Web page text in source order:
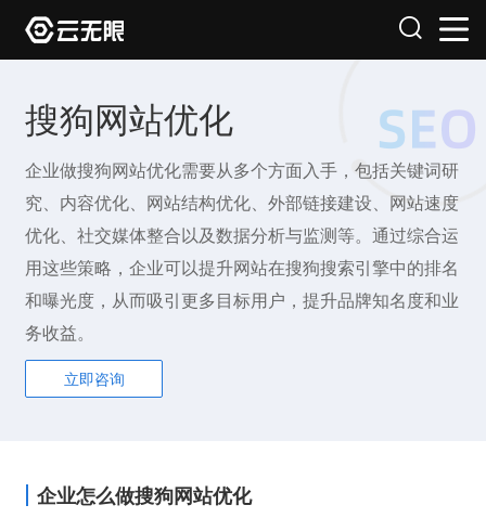
搜狗网站优化
企业做搜狗网站优化需要从多个方面入手，包括关键词研
究、内容优化、网站结构优化、外部链接建设、网站速度
优化、社交媒体整合以及数据分析与监测等。通过综合运
用这些策略，企业可以提升网站在搜狗搜索引擎中的排名
和曝光度，从而吸引更多目标用户，提升品牌知名度和业
务收益。
立即咨询
企业怎么做搜狗网站优化